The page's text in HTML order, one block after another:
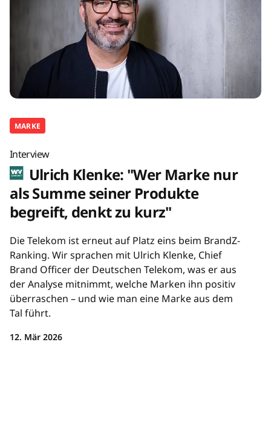
MARKE
Interview
Ulrich Klenke: "Wer Marke nur
als Summe seiner Produkte
begreift, denkt zu kurz"
Die Telekom ist erneut auf Platz eins beim BrandZ-
Ranking. Wir sprachen mit Ulrich Klenke, Chief
Brand Officer der Deutschen Telekom, was er aus
der Analyse mitnimmt, welche Marken ihn positiv
überraschen – und wie man eine Marke aus dem
Tal führt.
12. Mär 2026